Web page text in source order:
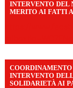
INTERVENTO DEL
MERITO AI FATTI
INTERVENTO
SOLIDARIETÀ AI